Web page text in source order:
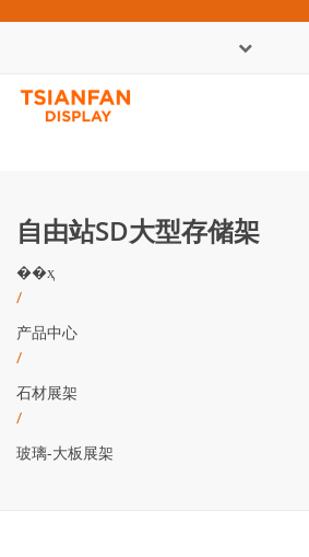
自由站SD大型存储架
��ҳ
/
产品中心
/
石材展架
/
玻璃-大板展架